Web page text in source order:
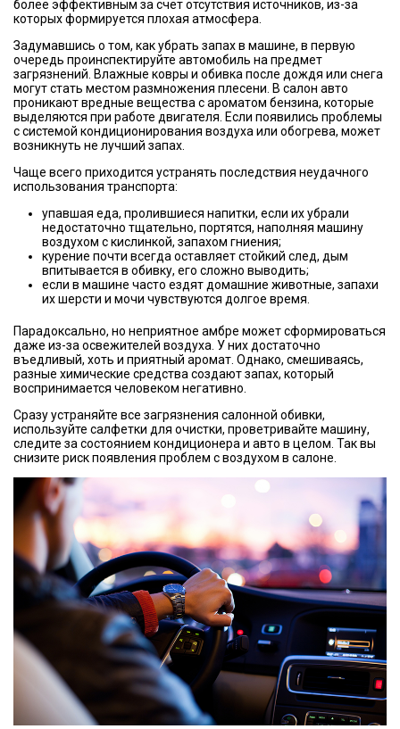
более эффективным за счет отсутствия источников, из-за
которых формируется плохая атмосфера.
Задумавшись о том, как убрать запах в машине, в первую
очередь проинспектируйте автомобиль на предмет
загрязнений. Влажные ковры и обивка после дождя или снега
могут стать местом размножения плесени. В салон авто
проникают вредные вещества с ароматом бензина, которые
выделяются при работе двигателя. Если появились проблемы
с системой кондиционирования воздуха или обогрева, может
возникнуть не лучший запах.
Чаще всего приходится устранять последствия неудачного
использования транспорта:
упавшая еда, пролившиеся напитки, если их убрали
недостаточно тщательно, портятся, наполняя машину
воздухом с кислинкой, запахом гниения;
курение почти всегда оставляет стойкий след, дым
впитывается в обивку, его сложно выводить;
если в машине часто ездят домашние животные, запахи
их шерсти и мочи чувствуются долгое время.
Парадоксально, но неприятное амбре может сформироваться
даже из-за освежителей воздуха. У них достаточно
въедливый, хоть и приятный аромат. Однако, смешиваясь,
разные химические средства создают запах, который
воспринимается человеком негативно.
Сразу устраняйте все загрязнения салонной обивки,
используйте салфетки для очистки, проветривайте машину,
следите за состоянием кондиционера и авто в целом. Так вы
снизите риск появления проблем с воздухом в салоне.